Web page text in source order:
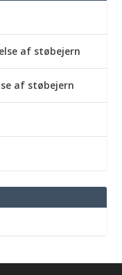
af støbejern
af støbejern